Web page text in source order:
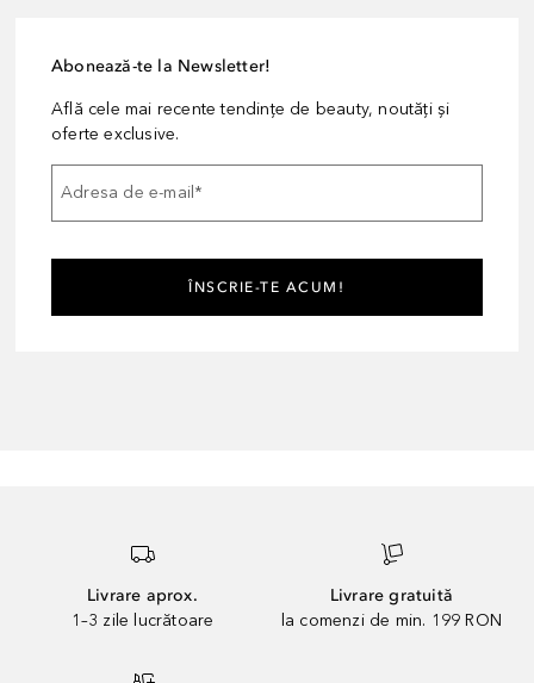
Abonează-te la Newsletter!
Află cele mai recente tendințe de beauty, noutăți și
oferte exclusive.
Adresa de e-mail*
ÎNSCRIE-TE ACUM!
Livrare aprox.
1–3 zile lucrătoare
Livrare gratuită
la comenzi de min. 199 RON